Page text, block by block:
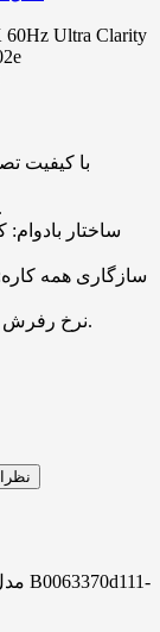
60Hz Ultra Clarity
توان 100 وات: شارژ سریع با قابلیت عبور.
سازگاری همه
نرخ رفرش بالا: 240 هرتز برای اجرای روان و ویرایش.